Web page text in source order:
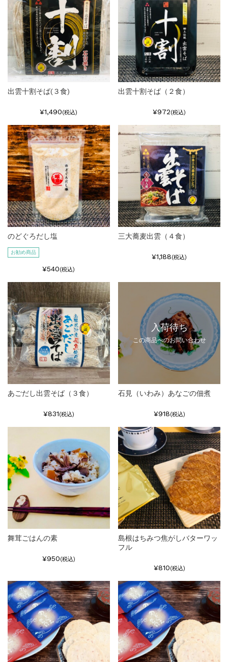
出雲十割そば(３食)
¥1,490(税込)
出雲十割そば（２食）
¥972(税込)
のどぐろだし塩
お勧め商品
¥540(税込)
三大蕎麦出雲（４食）
¥1,188(税込)
あごだし出雲そば（３食）
¥831(税込)
入荷待ち
この商品へのお問い合わせ
石見（いわみ）あなごの佃煮
¥918(税込)
舞茸ごはんの素
¥950(税込)
島根はちみつ焦がしバターワッ
フル
¥810(税込)